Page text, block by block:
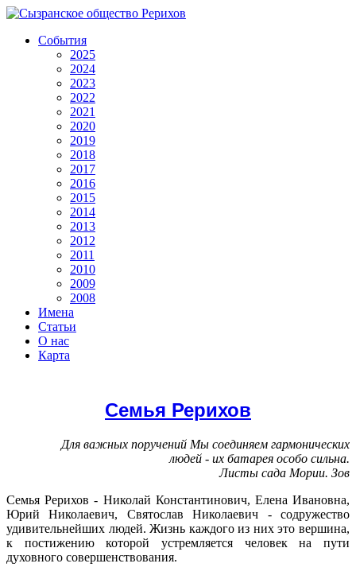
События
2025
2024
2023
2022
2021
2020
2019
2018
2017
2016
2015
2014
2013
2012
2011
2010
2009
2008
Имена
Статьи
О нас
Карта
Семья Рерихов
Для важных поручений Мы соединяем гармонических
людей - их батарея особо сильна.
Листы сада Мории. Зов
Семья Рерихов - Николай Константинович, Елена Ивановна,
Юрий Николаевич, Святослав Николаевич - содружество
удивительнейших людей. Жизнь каждого из них это вершина,
к постижению которой устремляется человек на пути
духовного совершенствования.